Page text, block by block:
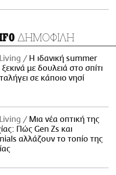
ΔΗΜΟΦΙΛΗ
Η ιδανική summer
με δουλειά στο σπίτι
σε κάποιο νησί
Μια νέα οπτική της
Πώς Gen Zs και
αλλάζουν το τοπίο της